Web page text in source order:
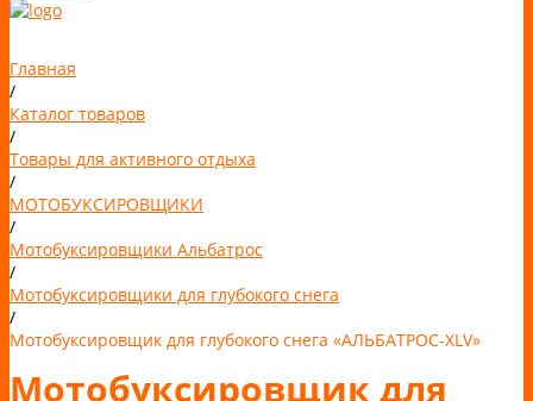
Главная
/
Каталог товаров
/
Товары для активного отдыха
/
МОТОБУКСИРОВЩИКИ
/
Мотобуксировщики Альбатрос
/
Мотобуксировщики для глубокого снега
/
Мотобуксировщик для глубокого снега «АЛЬБАТРОС-XLV»
Мотобуксировщик для